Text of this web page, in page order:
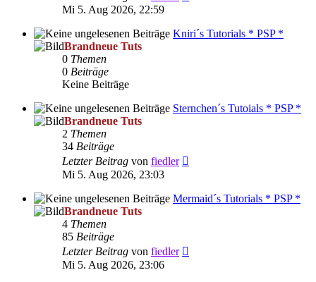
Mi 5. Aug 2026, 22:59
Kniri´s Tutorials * PSP *
Brandneue Tuts
0 Themen
0 Beiträge
Keine Beiträge
Sternchen´s Tutoials * PSP *
Brandneue Tuts
2 Themen
34 Beiträge
Letzter Beitrag von fiedler
Mi 5. Aug 2026, 23:03
Mermaid´s Tutorials * PSP *
Brandneue Tuts
4 Themen
85 Beiträge
Letzter Beitrag von fiedler
Mi 5. Aug 2026, 23:06